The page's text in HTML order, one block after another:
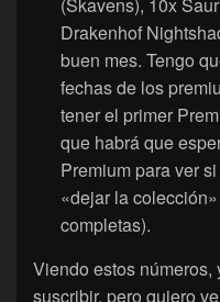
Drakenhof
buen mes. Tengo
fechas de los
tener el primer
que habrá que
Premium para ver
«dejar la
completas).
Viendo estos números,
suscribir, pero quiero